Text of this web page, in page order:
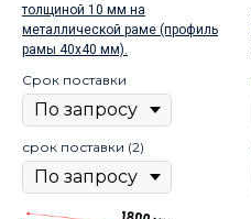
толщиной 10 мм на
металлической раме (профиль
рамы 40х40 мм).
Срок поставки
срок поставки (2)